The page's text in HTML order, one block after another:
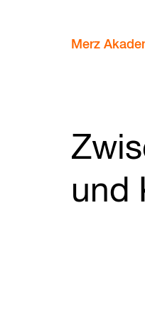
Merz
und